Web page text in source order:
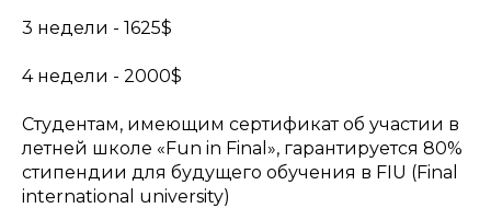
3 недели - 1625$
4 недели - 2000$
Студентам, имеющим сертификат об участии в
летней школе «Fun in Final», гарантируется 80%
стипендии для будущего обучения в FIU (Final
international university)